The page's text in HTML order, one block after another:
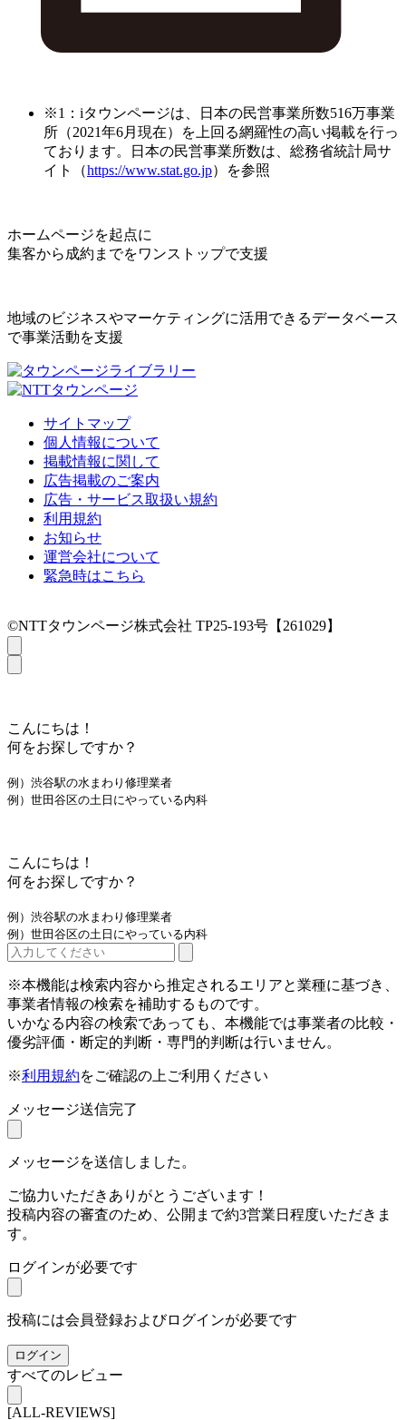
※1：iタウンページは、日本の民営事業所数516万事業
所（2021年6月現在）を上回る網羅性の高い掲載を行っ
ております。日本の民営事業所数は、総務省統計局サ
イト（https://www.stat.go.jp）を参照
ホームページを起点に
集客から成約までをワンストップで支援
地域のビジネスやマーケティングに活用できるデータベース
で事業活動を支援
サイトマップ
個人情報について
掲載情報に関して
広告掲載のご案内
広告・サービス取扱い規約
利用規約
お知らせ
運営会社について
緊急時はこちら
©NTTタウンページ株式会社 TP25-193号【261029】
こんにちは！
何をお探しですか？
例）渋谷駅の水まわり修理業者
例）世田谷区の土日にやっている内科
こんにちは！
何をお探しですか？
例）渋谷駅の水まわり修理業者
例）世田谷区の土日にやっている内科
※本機能は検索内容から推定されるエリアと業種に基づき、
事業者情報の検索を補助するものです。
いかなる内容の検索であっても、本機能では事業者の比較・
優劣評価・断定的判断・専門的判断は行いません。
※利用規約をご確認の上ご利用ください
メッセージ送信完了
メッセージを送信しました。
ご協力いただきありがとうございます！
投稿内容の審査のため、公開まで約3営業日程度いただきま
す。
ログインが必要です
投稿には会員登録およびログインが必要です
ログイン
すべてのレビュー
[ALL-REVIEWS]